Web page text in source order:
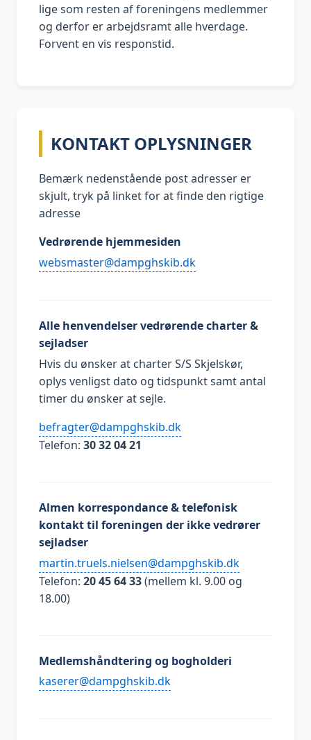
lige som resten af foreningens medlemmer
og derfor er arbejdsramt alle hverdage.
Forvent en vis responstid.
KONTAKT OPLYSNINGER
Bemærk nedenstående post adresser er
skjult, tryk på linket for at finde den rigtige
adresse
Vedrørende hjemmesiden
kd.bikshgpmad@retsamsbew
Alle henvendelser vedrørende charter &
sejladser
Hvis du ønsker at charter S/S Skjelskør,
oplys venligst dato og tidspunkt samt antal
timer du ønsker at sejle.
kd.bikshgpmad@retgarfeb
Telefon: 30 32 04 21
Almen korrespondance & telefonisk
kontakt til foreningen der ikke vedrører
sejladser
kd.bikshgpmad@neslein.sleurt.nitram
Telefon: 20 45 64 33(mellem kl. 9.00 og
18.00)
Medlemshåndtering og bogholderi
kd.bikshgpmad@reresak